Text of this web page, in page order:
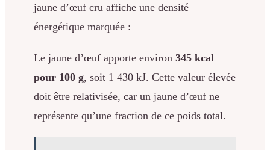
jaune d’œuf cru affiche une densité
énergétique marquée :
Le jaune d’œuf apporte environ 345 kcal
pour 100 g, soit 1 430 kJ. Cette valeur élevée
doit être relativisée, car un jaune d’œuf ne
représente qu’une fraction de ce poids total.